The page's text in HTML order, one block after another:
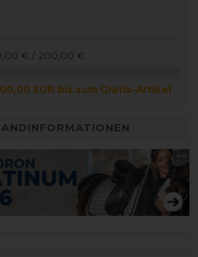
€ / 200,00 €
EUR bis zum Gratis-Artikel